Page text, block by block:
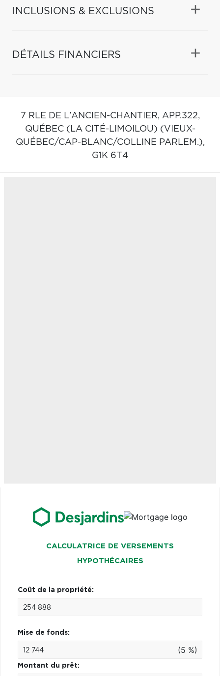
INCLUSIONS & EXCLUSIONS
DÉTAILS FINANCIERS
7 RLE DE L'ANCIEN-CHANTIER, APP.322,
QUÉBEC (LA CITÉ-LIMOILOU) (VIEUX-
QUÉBEC/CAP-BLANC/COLLINE PARLEM.),
G1K 6T4
CALCULATRICE DE VERSEMENTS
HYPOTHÉCAIRES
Coût de la propriété:
Mise de fonds:
(5 %)
Montant du prêt: